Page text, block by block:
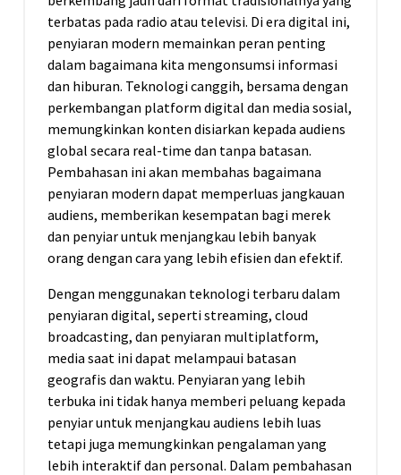
terbatas pada radio atau televisi. Di era digital ini,
penyiaran modern memainkan peran penting
dalam bagaimana kita mengonsumsi informasi
dan hiburan. Teknologi canggih, bersama dengan
perkembangan platform digital dan media sosial,
memungkinkan konten disiarkan kepada audiens
global secara real-time dan tanpa batasan.
Pembahasan ini akan membahas bagaimana
penyiaran modern dapat memperluas jangkauan
audiens, memberikan kesempatan bagi merek
dan penyiar untuk menjangkau lebih banyak
orang dengan cara yang lebih efisien dan efektif.
Dengan menggunakan teknologi terbaru dalam
penyiaran digital, seperti streaming, cloud
broadcasting, dan penyiaran multiplatform,
media saat ini dapat melampaui batasan
geografis dan waktu. Penyiaran yang lebih
terbuka ini tidak hanya memberi peluang kepada
penyiar untuk menjangkau audiens lebih luas
tetapi juga memungkinkan pengalaman yang
lebih interaktif dan personal. Dalam pembahasan